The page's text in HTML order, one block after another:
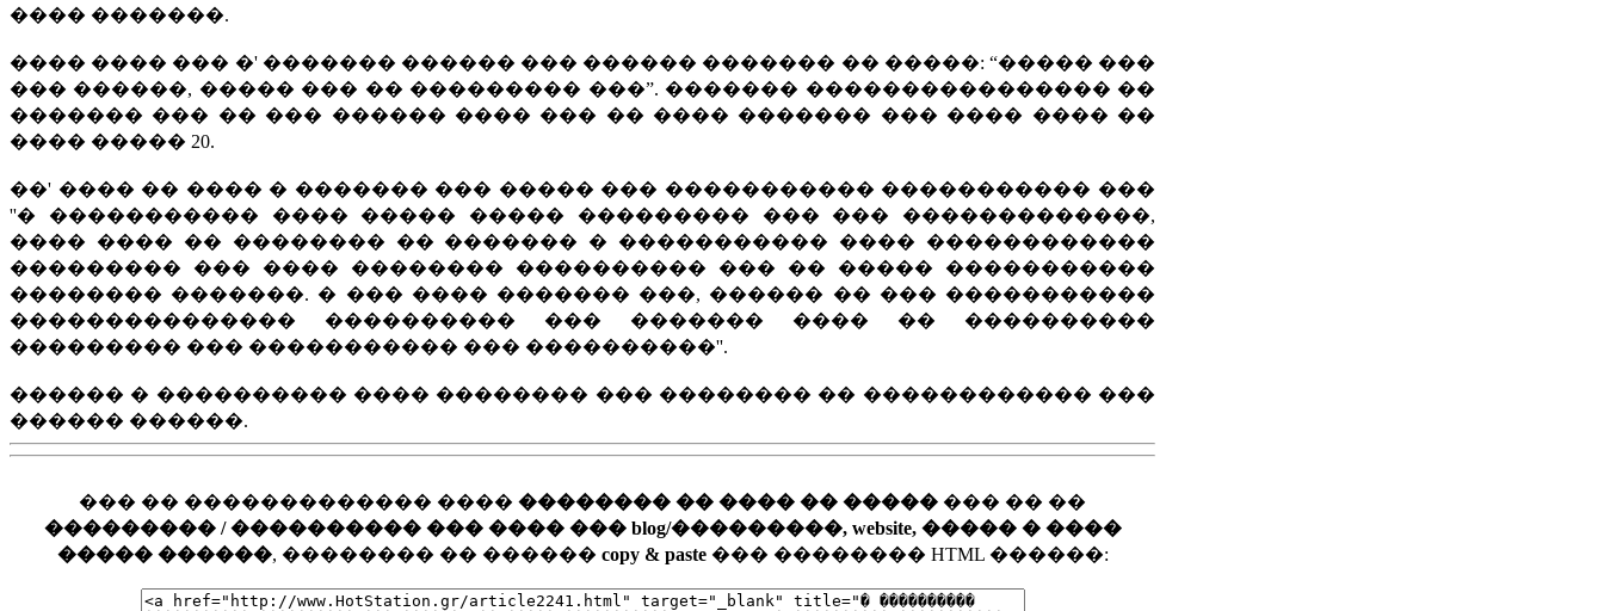
���� �������.
���� ���� ��� �' ������� ������ ��� ������ ������� �� �����: “����� ���
��� ������, ����� ��� �� ��������� ���”. ������� ���������������� ��
������� ��� �� ��� ������ ���� ��� �� ���� ������� ��� ���� ���� ��
���� ����� 20.
��' ���� �� ���� � ������� ��� ����� ��� ����������� ����������� ���
''� ����������� ���� ����� ����� ��������� ��� ��� �������������,
���� ���� �� �������� �� ������� � ����������� ���� ������������
��������� ��� ���� �������� ���������� ��� �� ����� �����������
�������� �������. � ��� ���� ������� ���, ������ �� ��� �����������
��������������� ���������� ��� ������� ���� �� ����������
��������� ��� ����������� ��� ����������''.
������ � ���������� ���� �������� ��� �������� �� ������������ ���
������ ������.
��� �� ������������� ���� �������� �� ���� �� ����� ��� �� ��
��������� / ���������� ��� ���� ��� blog/���������, website, ����� � ����
����� ������, �������� �� ������ copy & paste��� �������� HTML ������: